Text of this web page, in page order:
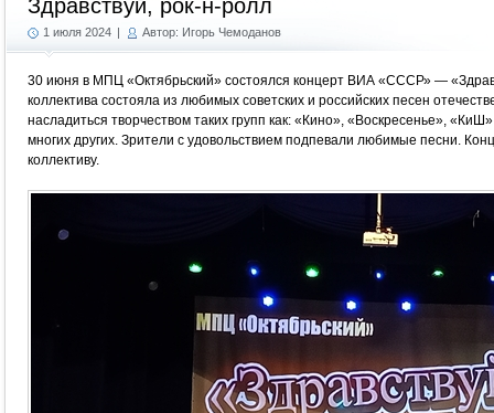
Здравствуй, рок-н-ролл
1 июля 2024 | Автор: Игорь Чемоданов
30 июня в МПЦ «Октябрьский» состоялся концерт ВИА «СССР» —
коллектива состояла из любимых советских и российских песен
насладиться творчеством таких групп как: «Кино», «Воскресенье»,
многих других. Зрители с удовольствием подпевали любимые песни.
коллективу.